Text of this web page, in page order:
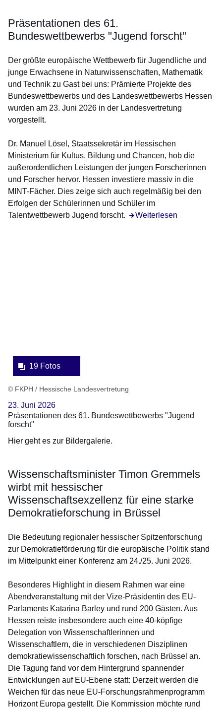
Präsentationen des 61.
Bundeswettbewerbs "Jugend forscht"
Der größte europäische Wettbewerb für Jugendliche und
junge Erwachsene in Naturwissenschaften, Mathematik
und Technik zu Gast bei uns: Prämierte Projekte des
Bundeswettbewerbs und des Landeswettbewerbs Hessen
wurden am 23. Juni 2026 in der Landesvertretung
vorgestellt.
Dr. Manuel Lösel, Staatssekretär im Hessischen
Ministerium für Kultus, Bildung und Chancen, hob die
außerordentlichen Leistungen der jungen Forscherinnen
und Forscher hervor. Hessen investiere massiv in die
MINT-Fächer. Dies zeige sich auch regelmäßig bei den
Erfolgen der Schülerinnen und Schüler im
Talentwettbewerb Jugend forscht.
Weiterlesen
Öffnet sich in einem
19 Fotos
© FKPH / Hessische Landesvertretung
23. Juni 2026
Präsentationen des 61. Bundeswettbewerbs "Jugend
forscht"
Hier geht es zur Bildergalerie.
Wissenschaftsminister Timon Gremmels
wirbt mit hessischer
Wissenschaftsexzellenz für eine starke
Demokratieforschung in Brüssel
Die Bedeutung regionaler hessischer Spitzenforschung
zur Demokratieförderung für die europäische Politik stand
im Mittelpunkt einer Konferenz am 24./25. Juni 2026.
Besonderes Highlight in diesem Rahmen war eine
Abendveranstaltung mit der Vize-Präsidentin des EU-
Parlaments Katarina Barley und rund 200 Gästen. Aus
Hessen reiste insbesondere auch eine 40-köpfige
Delegation von Wissenschaftlerinnen und
Wissenschaftlern, die in verschiedenen Disziplinen
demokratiewissenschaftlich forschen, nach Brüssel an.
Die Tagung fand vor dem Hintergrund spannender
Entwicklungen auf EU-Ebene statt: Derzeit werden die
Weichen für das neue EU-Forschungsrahmenprogramm
Horizont Europa gestellt. Die Kommission möchte rund